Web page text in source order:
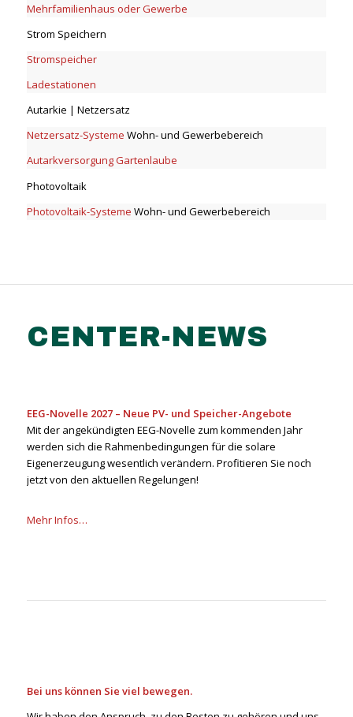
Mehrfamilienhaus oder Gewerbe
Strom Speichern
Stromspeicher
Ladestationen
Autarkie | Netzersatz
Netzersatz-Systeme Wohn- und Gewerbebereich
Autarkversorgung Gartenlaube
Photovoltaik
Photovoltaik-Systeme Wohn- und Gewerbebereich
CENTER-NEWS
EEG-Novelle 2027 – Neue PV- und Speicher-Angebote
Mit der angekündigten EEG-Novelle zum kommenden Jahr
werden sich die Rahmenbedingungen für die solare
Eigenerzeugung wesentlich verändern. Profitieren Sie noch
jetzt von den aktuellen Regelungen!
Mehr Infos…
Bei uns können Sie viel bewegen.